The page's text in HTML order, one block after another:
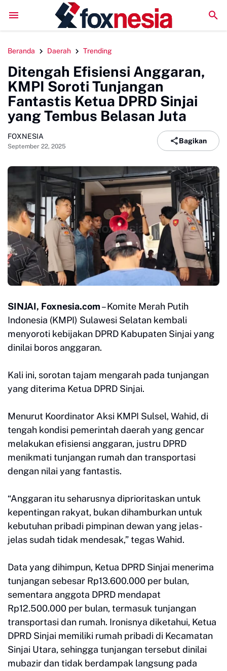
LPM Penalaran UNM Gelar Sidang Pleno, Evaluasi Kinerja
Beranda Daerah Trending
Ditengah Efisiensi Anggaran,
KMPI Soroti Tunjangan
Fantastis Ketua DPRD Sinjai
yang Tembus Belasan Juta
FOXNESIA
September 22, 2025
Bagikan
SINJAI, Foxnesia.com– Komite Merah Putih
Indonesia (KMPI) Sulawesi Selatan kembali
menyoroti kebijakan DPRD Kabupaten Sinjai yang
dinilai boros anggaran.
Kali ini, sorotan tajam mengarah pada tunjangan
yang diterima Ketua DPRD Sinjai.
Menurut Koordinator Aksi KMPI Sulsel, Wahid, di
tengah kondisi pemerintah daerah yang gencar
melakukan efisiensi anggaran, justru DPRD
menikmati tunjangan rumah dan transportasi
dengan nilai yang fantastis.
“Anggaran itu seharusnya diprioritaskan untuk
kepentingan rakyat, bukan dihamburkan untuk
kebutuhan pribadi pimpinan dewan yang jelas-
jelas sudah tidak mendesak,” tegas Wahid.
Data yang dihimpun, Ketua DPRD Sinjai menerima
tunjangan sebesar Rp13.600.000 per bulan,
sementara anggota DPRD mendapat
Rp12.500.000 per bulan, termasuk tunjangan
transportasi dan rumah. Ironisnya diketahui, Ketua
DPRD Sinjai memiliki rumah pribadi di Kecamatan
Sinjai Utara, sehingga tunjangan tersebut dinilai
mubazir dan tidak berdampak langsung pada